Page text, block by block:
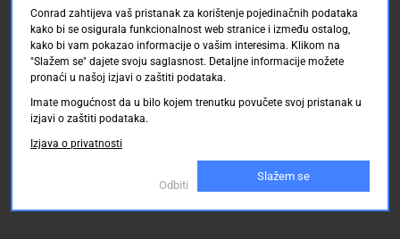
Conrad zahtijeva vaš pristanak za korištenje pojedinačnih podataka
kako bi se osigurala funkcionalnost web stranice i između ostalog,
kako bi vam pokazao informacije o vašim interesima. Klikom na
"Slažem se" dajete svoju saglasnost. Detaljne informacije možete
pronaći u našoj izjavi o zaštiti podataka.
Imate mogućnost da u bilo kojem trenutku povučete svoj pristanak u
izjavi o zaštiti podataka.
Izjava o privatnosti
Odbiti
Slažem se